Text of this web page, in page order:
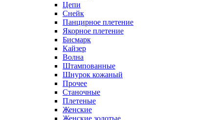
Цепи
Снейк
Панцирное плетение
Якорное плетение
Бисмарк
Кайзер
Волна
Штампованные
Шнурок кожаный
Прочее
Станочные
Плетеные
Женские
Женские золотые